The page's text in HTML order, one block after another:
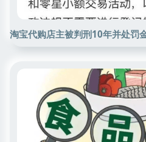
淘宝代购店主被判刑10年并处罚